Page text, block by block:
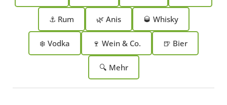
⚓ Rum 🌿 Anis 🥃 Whisky
❄️ Vodka 🍷 Wein & Co. 🍺 Bier
🔍 Mehr